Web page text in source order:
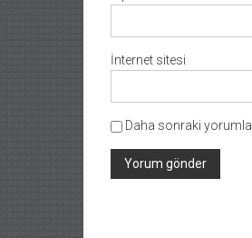
İnternet sitesi
Daha sonraki